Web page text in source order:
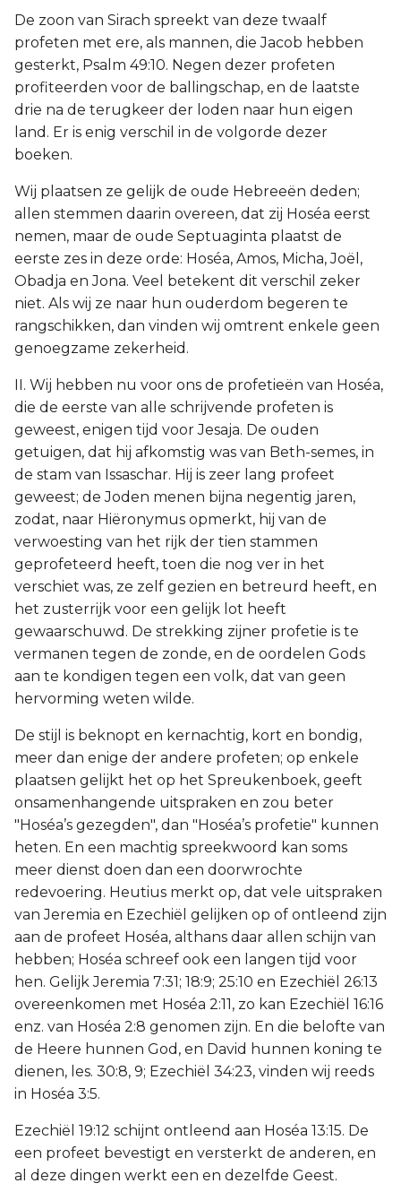
Openbaring
De zoon van Sirach spreekt van deze twaalf
profeten met ere, als mannen, die Jacob hebben
gesterkt, Psalm 49:10. Negen dezer profeten
profiteerden voor de ballingschap, en de laatste
drie na de terugkeer der loden naar hun eigen
land. Er is enig verschil in de volgorde dezer
boeken.
Wij plaatsen ze gelijk de oude Hebreeën deden;
allen stemmen daarin overeen, dat zij Hoséa eerst
nemen, maar de oude Septuaginta plaatst de
eerste zes in deze orde: Hoséa, Amos, Micha, Joël,
Obadja en Jona. Veel betekent dit verschil zeker
niet. Als wij ze naar hun ouderdom begeren te
rangschikken, dan vinden wij omtrent enkele geen
genoegzame zekerheid.
II. Wij hebben nu voor ons de profetieën van Hoséa,
die de eerste van alle schrijvende profeten is
geweest, enigen tijd voor Jesaja. De ouden
getuigen, dat hij afkomstig was van Beth-semes, in
de stam van Issaschar. Hij is zeer lang profeet
geweest; de Joden menen bijna negentig jaren,
zodat, naar Hiëronymus opmerkt, hij van de
verwoesting van het rijk der tien stammen
geprofeteerd heeft, toen die nog ver in het
verschiet was, ze zelf gezien en betreurd heeft, en
het zusterrijk voor een gelijk lot heeft
gewaarschuwd. De strekking zijner profetie is te
vermanen tegen de zonde, en de oordelen Gods
aan te kondigen tegen een volk, dat van geen
hervorming weten wilde.
De stijl is beknopt en kernachtig, kort en bondig,
meer dan enige der andere profeten; op enkele
plaatsen gelijkt het op het Spreukenboek, geeft
onsamenhangende uitspraken en zou beter
"Hoséa’s gezegden", dan "Hoséa’s profetie" kunnen
heten. En een machtig spreekwoord kan soms
meer dienst doen dan een doorwrochte
redevoering. Heutius merkt op, dat vele uitspraken
van Jeremia en Ezechiël gelijken op of ontleend zijn
aan de profeet Hoséa, althans daar allen schijn van
hebben; Hoséa schreef ook een langen tijd voor
hen. Gelijk Jeremia 7:31; 18:9; 25:10 en Ezechiël 26:13
overeenkomen met Hoséa 2:11, zo kan Ezechiël 16:16
enz. van Hoséa 2:8 genomen zijn. En die belofte van
de Heere hunnen God, en David hunnen koning te
dienen, les. 30:8, 9; Ezechiël 34:23, vinden wij reeds
in Hoséa 3:5.
Ezechiël 19:12 schijnt ontleend aan Hoséa 13:15. De
een profeet bevestigt en versterkt de anderen, en
al deze dingen werkt een en dezelfde Geest.